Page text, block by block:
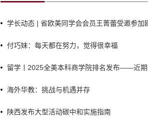
学长动态 | 省欧美同学会会员王菁蕾受邀参加
庆祝建党105周年暨《中俄睦邻友好合作条约》
付巧妹：每天都在努力，觉得很幸福
留学丨2025全美本科商学院排名发布——近
海外华教：挑战与机遇并存
陕西发布大型活动碳中和实施指南